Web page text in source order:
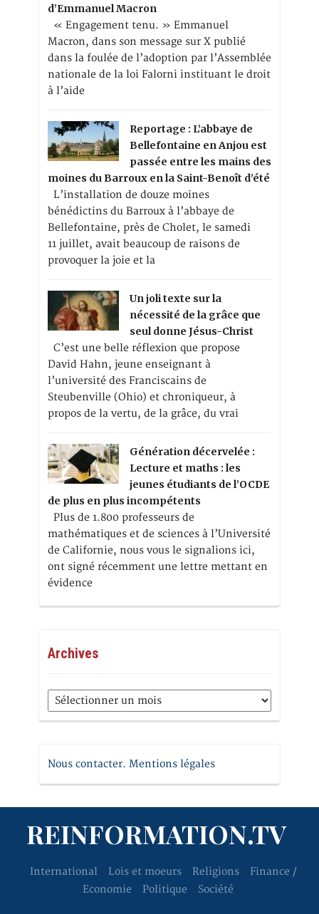
d’Emmanuel Macron
« Engagement tenu. » Emmanuel
Macron, dans son message sur X publié
dans la foulée de l’adoption par l’Assemblée
nationale de la loi Falorni instituant le droit
à l’aide
Reportage : L’abbaye de
Bellefontaine en Anjou est
passée entre les mains des
moines du Barroux en la Saint-Benoît d’été
L’installation de douze moines
bénédictins du Barroux à l’abbaye de
Bellefontaine, près de Cholet, le samedi
11 juillet, avait beaucoup de raisons de
provoquer la joie et la
Un joli texte sur la
nécessité de la grâce que
seul donne Jésus-Christ
C’est une belle réflexion que propose
David Hahn, jeune enseignant à
l’université des Franciscains de
Steubenville (Ohio) et chroniqueur, à
propos de la vertu, de la grâce, du vrai
Génération décervelée :
Lecture et maths : les
jeunes étudiants de l’OCDE
de plus en plus incompétents
Plus de 1.800 professeurs de
mathématiques et de sciences à l’Université
de Californie, nous vous le signalions ici,
ont signé récemment une lettre mettant en
évidence
Archives
Archives
Nous contacter. Mentions légales
REINFORMATION.TV
International Lois et moeurs Religions
Finance /
Economie
Politique Société